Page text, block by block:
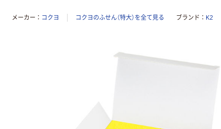
メーカー コクヨ コクヨのふせん（特大）を全て見る ブランド K2